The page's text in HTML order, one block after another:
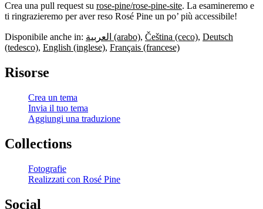
Crea una pull request su rose-pine/rose-pine-site. La esamineremo e
ti ringrazieremo per aver reso Rosé Pine un po’ più accessibile!
Disponibile anche in: العربية (arabo), Čeština (ceco), Deutsch
(tedesco), English (inglese), Français (francese)
Risorse
Crea un tema
Invia il tuo tema
Aggiungi una traduzione
Collections
Fotografie
Realizzati con Rosé Pine
Social